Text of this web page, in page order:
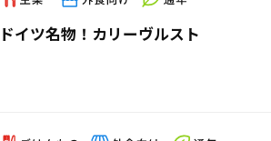
ドイツ名物！カリーヴルスト